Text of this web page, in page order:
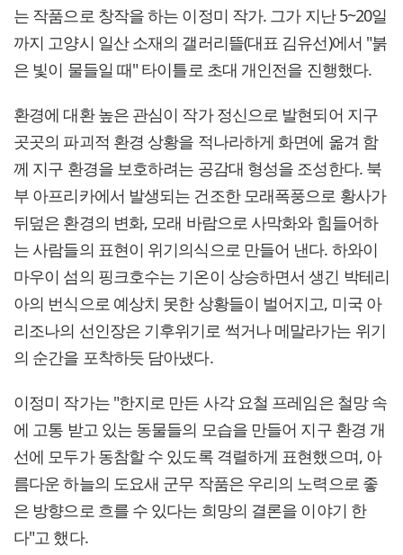
는 작품으로 창작을 하는 이정미 작가. 그가 지난 5~20일
까지 고양시 일산 소재의 갤러리뜰(대표 김유선)에서 "붉
은 빛이 물들일 때" 타이틀로 초대 개인전을 진행했다.
환경에 대환 높은 관심이 작가 정신으로 발현되어 지구
곳곳의 파괴적 환경 상황을 적나라하게 화면에 옮겨 함
께 지구 환경을 보호하려는 공감대 형성을 조성한다. 북
부 아프리카에서 발생되는 건조한 모래폭풍으로 황사가
뒤덮은 환경의 변화, 모래 바람으로 사막화와 힘들어하
는 사람들의 표현이 위기의식으로 만들어 낸다. 하와이
마우이 섬의 핑크호수는 기온이 상승하면서 생긴 박테리
아의 번식으로 예상치 못한 상황들이 벌어지고, 미국 아
리조나의 선인장은 기후위기로 썩거나 메말라가는 위기
의 순간을 포착하듯 담아냈다.
이정미 작가는 "한지로 만든 사각 요철 프레임은 철망 속
에 고통 받고 있는 동물들의 모습을 만들어 지구 환경 개
선에 모두가 동참할 수 있도록 격렬하게 표현했으며, 아
름다운 하늘의 도요새 군무 작품은 우리의 노력으로 좋
은 방향으로 흐를 수 있다는 희망의 결론을 이야기 한
다"고 했다.